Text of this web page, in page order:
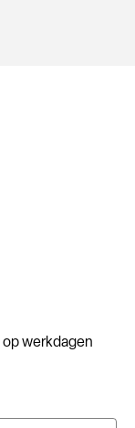
werkdagen